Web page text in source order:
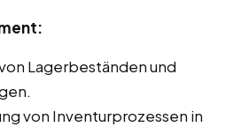
Lagerbeständen und
von Inventurprozessen in